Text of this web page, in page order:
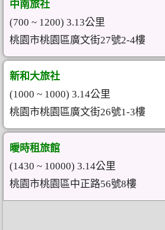
中南旅社
(700 ~ 1200) 3.13公里
桃園市桃園區廣文街27號2-4樓
新和大旅社
(1000 ~ 1000) 3.14公里
桃園市桃園區廣文街26號1-3樓
曖時租旅館
(1430 ~ 10000) 3.14公里
桃園市桃園區中正路56號8樓